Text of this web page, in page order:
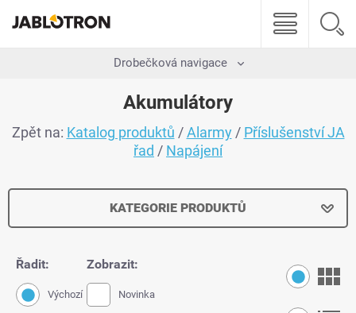
Drobečková navigace
Akumulátory
Zpět na: Katalog produktů /Alarmy/ Příslušenství JA
řad / Napájení
KATEGORIE PRODUKTŮ
Řadit:
Výchozí
Zobrazit:
Novinka